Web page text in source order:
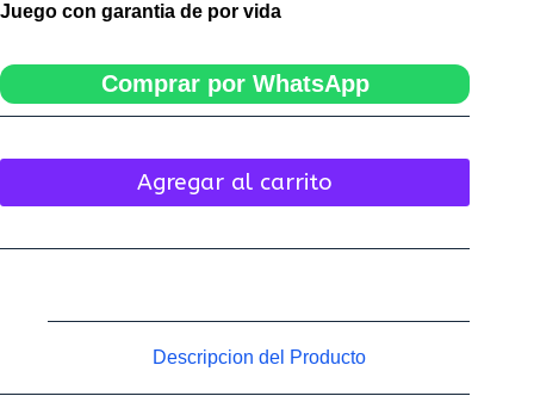
Juego con garantia de por vida
Comprar por WhatsApp
Agregar al carrito
Descripcion del Producto